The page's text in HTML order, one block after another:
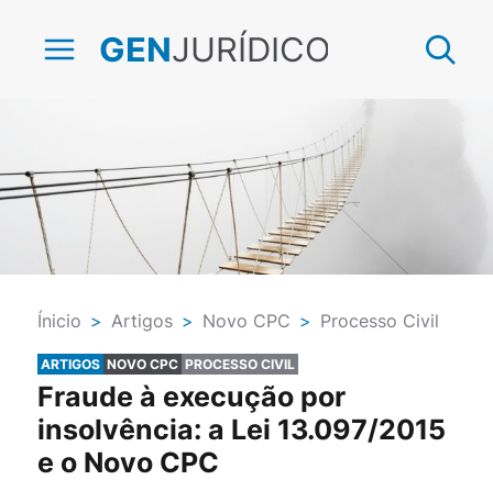
GENJURÍDICO
Ínicio > Artigos > Novo CPC > Processo Civil
ARTIGOS NOVO CPC PROCESSO CIVIL
Fraude à execução por
insolvência: a Lei 13.097/2015
e o Novo CPC